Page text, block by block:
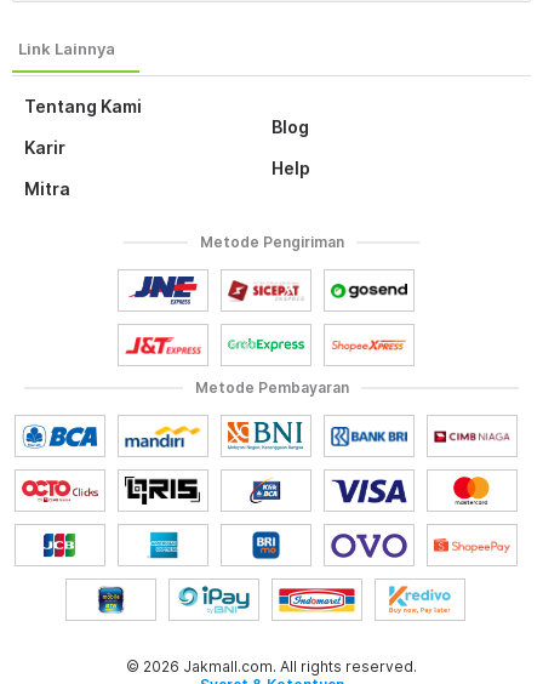
Tentang Kami
Karir
Mitra
Blog
Help
Metode Pembayaran
Metode Pengiriman
© 2026 Jakmall.com. All rights reserved.